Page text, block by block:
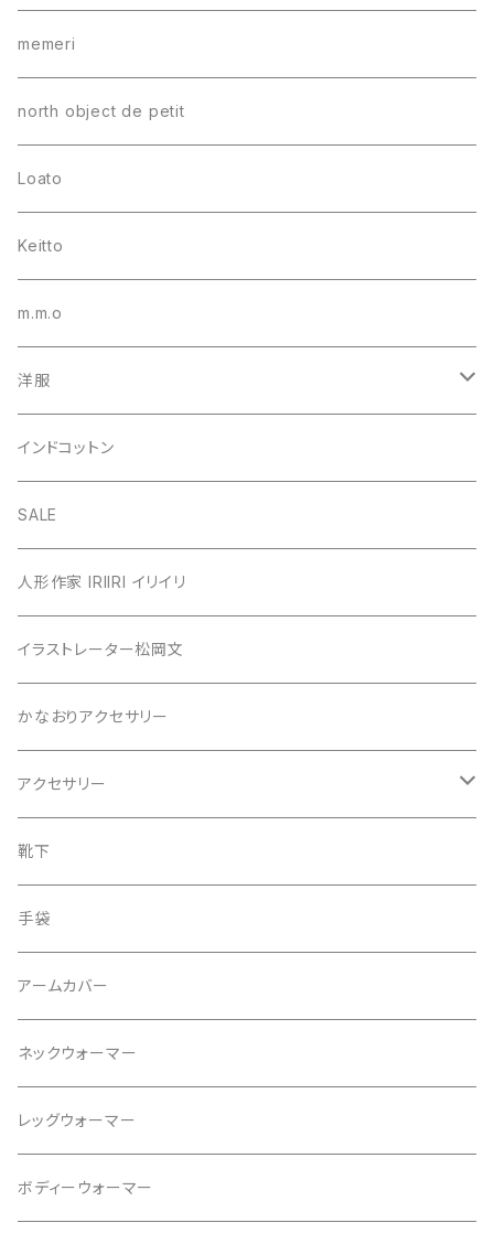
memeri
north object de petit
Loato
Keitto
m.m.o
洋服
シャツ・ブラウス
カーディガン
カットソー
チュニック
ニット
ベスト
ワンピース
スカート
タンクトップ
プルオーバー
パンツ
ジャケット
インドコットン
SALE
人形作家 IRIIRI イリイリ
イラストレーター松岡文
かなおりアクセサリー
アクセサリー
ピアス
イヤリング
ネックレス
ブレスレット
ブローチ
ヘアゴム
靴下
手袋
アームカバー
ネックウォーマー
レッグウォーマー
ボディーウォーマー